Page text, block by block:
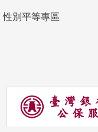
性別平等專區